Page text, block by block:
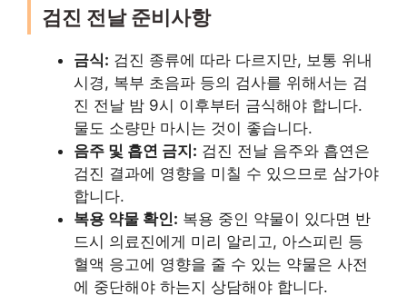
검진 전날 준비사항
금식: 검진 종류에 따라 다르지만, 보통 위내
시경, 복부 초음파 등의 검사를 위해서는 검
진 전날 밤 9시 이후부터 금식해야 합니다.
물도 소량만 마시는 것이 좋습니다.
음주 및 흡연 금지: 검진 전날 음주와 흡연은
검진 결과에 영향을 미칠 수 있으므로 삼가야
합니다.
복용 약물 확인: 복용 중인 약물이 있다면 반
드시 의료진에게 미리 알리고, 아스피린 등
혈액 응고에 영향을 줄 수 있는 약물은 사전
에 중단해야 하는지 상담해야 합니다.